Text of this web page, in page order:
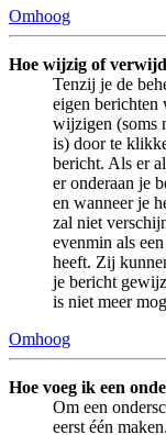
Omhoog
Hoe wijzig of
Tenzij je de
eigen berichten
wijzigen (soms
is) door te
bericht. Als er
er onderaan je
en wanneer je
zal niet
evenmin als
heeft. Zij
je bericht
is niet meer
Omhoog
Hoe voeg ik een
Om een
eerst één